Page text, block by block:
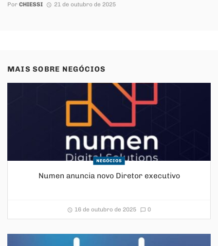
Por CHIESSI 21 de outubro de 2025
MAIS SOBRE NEGÓCIOS
NEGÓCIOS
Numen anuncia novo Diretor executivo
16 de outubro de 2025 0